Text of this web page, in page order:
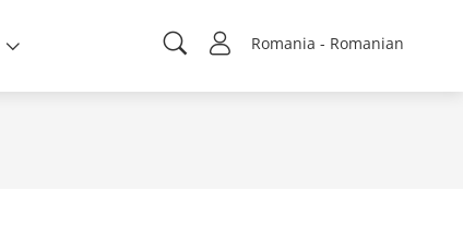
Romania - Romanian